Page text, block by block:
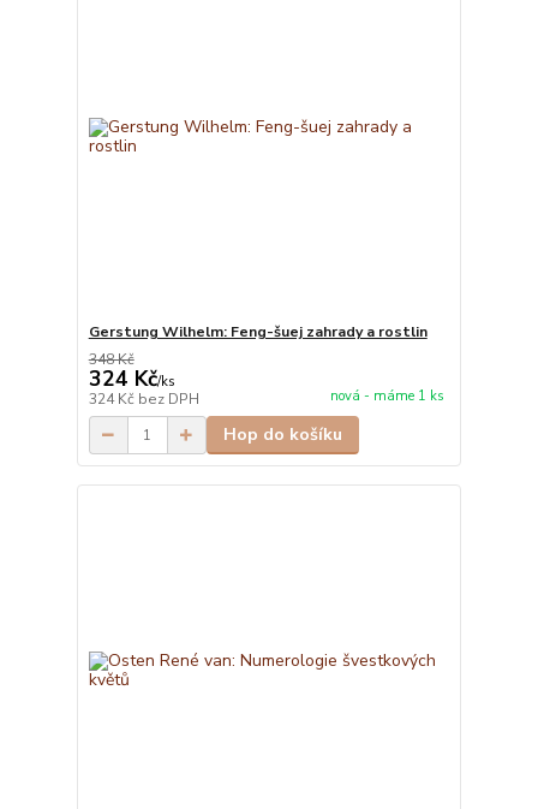
Gerstung Wilhelm: Feng-šuej zahrady a rostlin
348 Kč
324 Kč/ks
324 Kč bez DPH nová - máme 1 ks
Hop do košíku